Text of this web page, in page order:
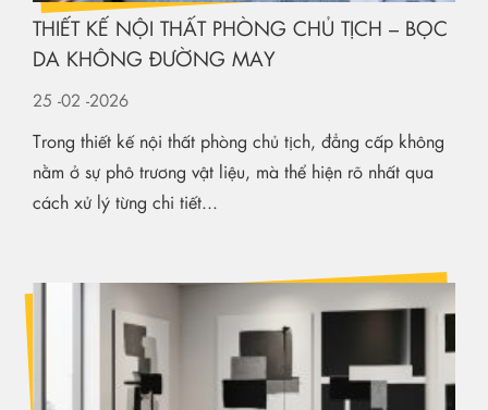
THIẾT KẾ NỘI THẤT PHÒNG CHỦ TỊCH – BỌC
DA KHÔNG ĐƯỜNG MAY
25 -02 -2026
Trong thiết kế nội thất phòng chủ tịch, đẳng cấp không
nằm ở sự phô trương vật liệu, mà thể hiện rõ nhất qua
cách xử lý từng chi tiết...